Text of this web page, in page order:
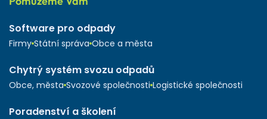
Software pro odpady
Firmy Státní správa Obce a města
Chytrý systém svozu odpadů
Obce, města Svozové společnosti Logistické společnosti
Poradenství a školení